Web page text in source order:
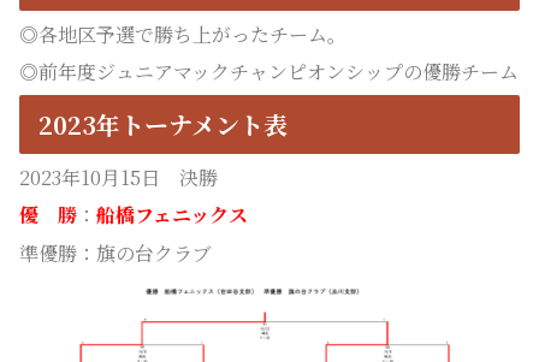
◎各地区予選で勝ち上がったチーム。
◎前年度ジュニアマックチャンピオンシップの優勝チーム
2023年トーナメント表
2023年10月15日 決勝
優 勝 ： 船橋フェニックス
準優勝：旗の台クラブ